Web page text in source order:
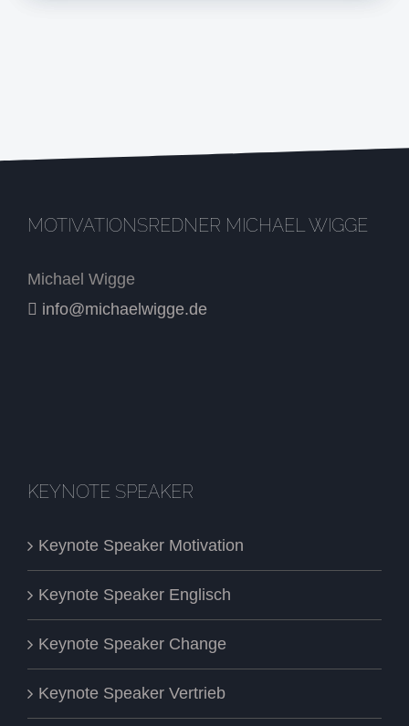
MOTIVATIONSREDNER MICHAEL WIGGE
Michael Wigge
info@michaelwigge.de
KEYNOTE SPEAKER
Keynote Speaker Motivation
Keynote Speaker Englisch
Keynote Speaker Change
Keynote Speaker Vertrieb